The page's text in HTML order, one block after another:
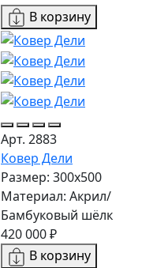
В корзину
Арт. 2883
Ковер Дели
Размер: 300х500
Материал: Акрил/
Бамбуковый шёлк
420 000 ₽
В корзину